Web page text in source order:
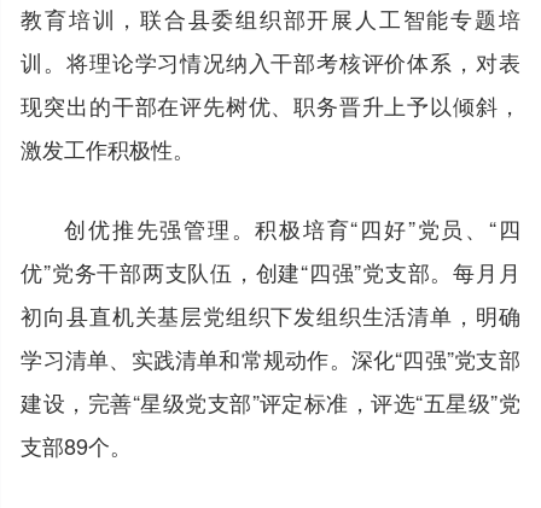
教育培训，联合县委组织部开展人工智能专题培
训。将理论学习情况纳入干部考核评价体系，对表
现突出的干部在评先树优、职务晋升上予以倾斜，
激发工作积极性。
创优推先强管理。积极培育“四好”党员、“四
优”党务干部两支队伍，创建“四强”党支部。每月月
初向县直机关基层党组织下发组织生活清单，明确
学习清单、实践清单和常规动作。深化“四强”党支部
建设，完善“星级党支部”评定标准，评选“五星级”党
支部89个。